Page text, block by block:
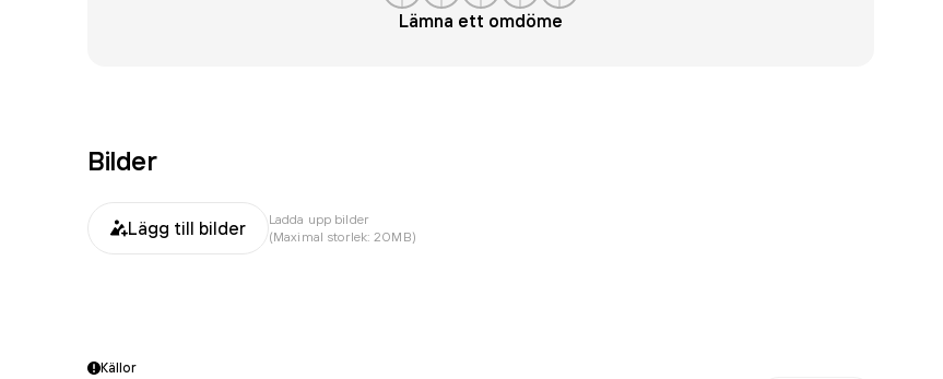
Lämna ett omdöme
Bilder
Lägg till bilder
Ladda upp bilder
(Maximal storlek: 20MB)
Källor